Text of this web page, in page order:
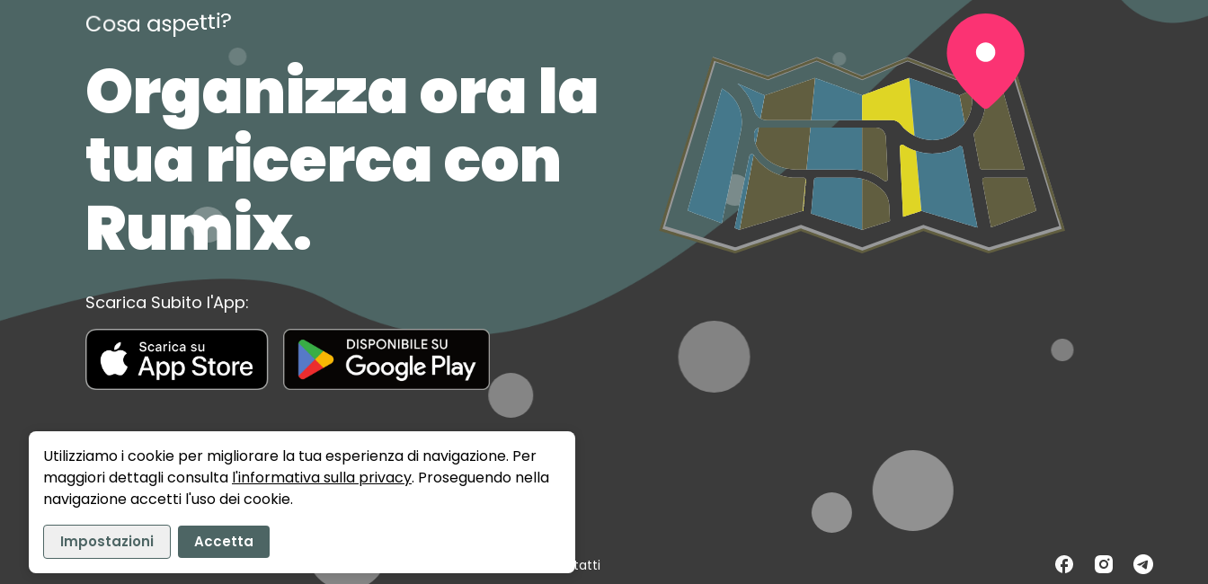
Cosa aspetti?
Organizza ora la
tua ricerca con
Rumix.
Scarica Subito l'App:
©2026Rumix Srls - P.IVA: 02141720389 Contatti
Utilizziamo i cookie per migliorare la tua esperienza di navigazione. Per
maggiori dettagli consulta l'informativa sulla privacy. Proseguendo nella
navigazione accetti l'uso dei cookie.
Impostazioni Accetta